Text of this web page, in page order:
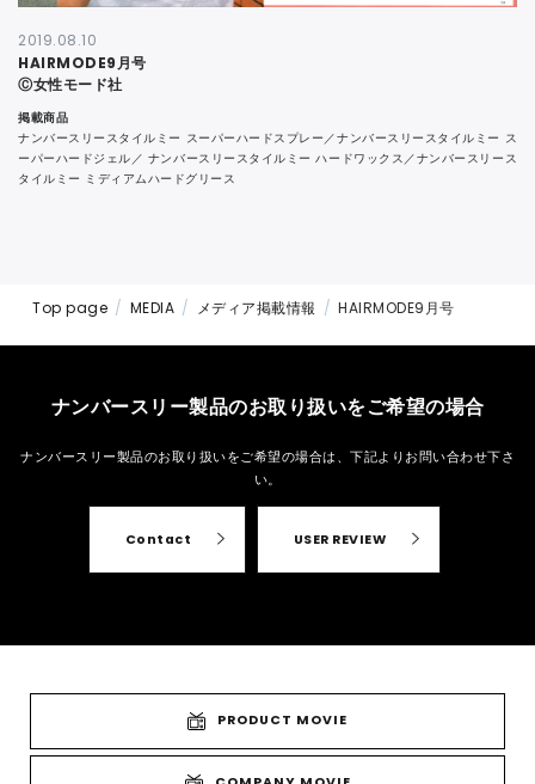
2019.08.10
HAIRMODE9月号
Ⓒ女性モード社
掲載商品
ナンバースリースタイルミー スーパーハードスプレー／ナンバースリースタイルミー ス
ーパーハードジェル／ ナンバースリースタイルミー ハードワックス／ナンバースリース
タイルミー ミディアムハードグリース
Top page MEDIA メディア掲載情報 HAIRMODE9月号
ナンバースリー製品のお取り扱いをご希望の場合
ナンバースリー製品のお取り扱いをご希望の場合は、 下記よりお問い合わせ下さ
い。
Contact USER REVIEW
PRODUCT MOVIE